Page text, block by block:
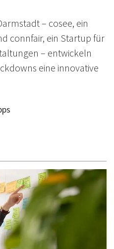
– cosee, ein
connfair, ein Startup für
– entwickeln
eine innovative